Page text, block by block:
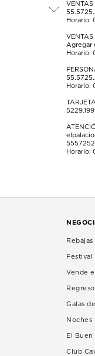
formulario
de
de
Horario:
Agregar
Horario:
Horario:
Horario:
Festival
Vende
Galas
Noches
El
Club